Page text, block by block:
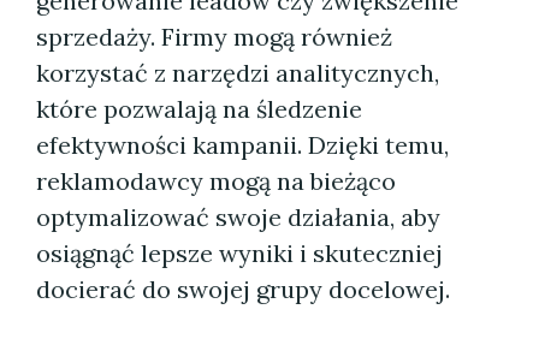
sprzedaży. Firmy mogą również
korzystać z narzędzi analitycznych,
które pozwalają na śledzenie
efektywności kampanii. Dzięki temu,
reklamodawcy mogą na bieżąco
optymalizować swoje działania, aby
osiągnąć lepsze wyniki i skuteczniej
docierać do swojej grupy docelowej.